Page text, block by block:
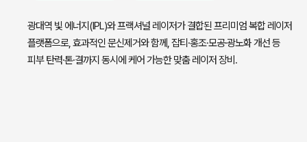
광대역 빛 에너지(IPL)와 프랙셔널 레이저가 결합된 프리미엄 복합 레이저
플랫폼으로,효과적인 문신제거와 함께, 잡티·홍조·모공·광노화 개선 등
피부 탄력·톤·결까지 동시에 케어 가능한 맞춤 레이저 장비.